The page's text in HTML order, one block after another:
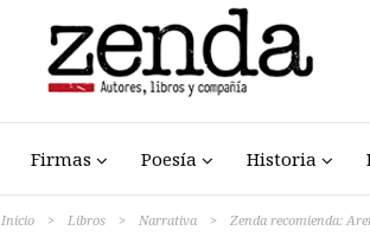
Firmas Poesía Historia
Inicio > Libros > Narrativa > Zenda recomienda: